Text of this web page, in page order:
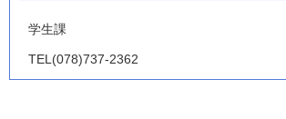
学生課
TEL(078)737-2362